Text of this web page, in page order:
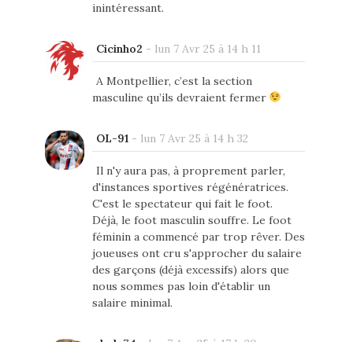
inintéressant.
Cicinho2 - lun 7 Avr 25 à 14 h 11
A Montpellier, c’est la section
masculine qu’ils devraient fermer
OL-91- lun 7 Avr 25 à 14 h 32
Il n'y aura pas, à proprement parler,
d'instances sportives régénératrices.
C'est le spectateur qui fait le foot.
Déjà, le foot masculin souffre. Le foot
féminin a commencé par trop rêver. Des
joueuses ont cru s'approcher du salaire
des garçons (déjà excessifs) alors que
nous sommes pas loin d'établir un
salaire minimal.